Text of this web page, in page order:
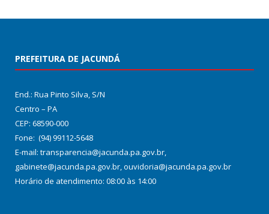
PREFEITURA DE JACUNDÁ
End.: Rua Pinto Silva, S/N
Centro – PA
CEP: 68590-000
Fone: (94) 99112-5648
E-mail: transparencia@jacunda.pa.gov.br,
gabinete@jacunda.pa.gov.br, ouvidoria@jacunda.pa.gov.br
Horário de atendimento: 08:00 às 14:00